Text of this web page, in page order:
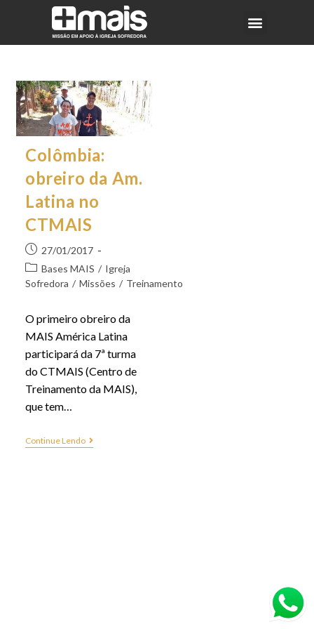
Colômbia:
obreiro da Am.
Latina no
CTMAIS
27/01/2017
Bases MAIS / Igreja
Sofredora / Missões / Treinamento
O primeiro obreiro da
MAIS América Latina
participará da 7ª turma
do CTMAIS (Centro de
Treinamento da MAIS),
que tem…
Continue Lendo